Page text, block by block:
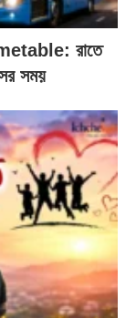
রাতে
সময়